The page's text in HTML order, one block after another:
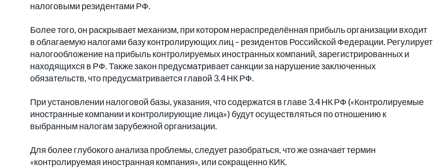
налоговыми резидентами РФ.
Более того, он раскрывает механизм, при котором нераспределённая прибыль организации входит
в облагаемую налогами базу контролирующих лиц – резидентов Российской Федерации. Регулирует
налогообложение на прибыль контролируемых иностранных компаний, зарегистрированных и
находящихся в РФ. Также закон предусматривает санкции за нарушение заключенных
обязательств, что предусматривается главой 3.4 НК РФ.
При установлении налоговой базы, указания, что содержатся в главе 3.4 НК РФ («Контролируемые
иностранные компании и контролирующие лица») будут осуществляться по отношению к
выбранным налогам зарубежной организации.
Для более глубокого анализа проблемы, следует разобраться, что же означает термин
«контролируемая иностранная компания», или сокращенно КИК.